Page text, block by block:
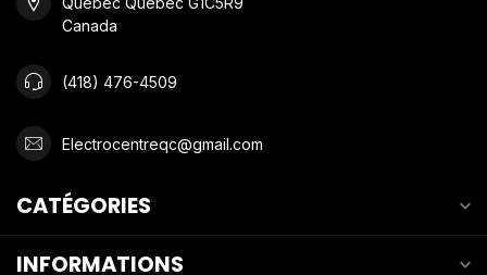
Canada
(418) 476-4509
Electrocentreqc@gmail.com
CATÉGORIES
INFORMATIONS